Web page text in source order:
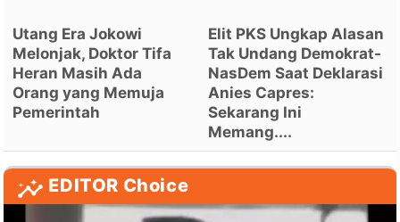
Utang Era Jokowi
Melonjak, Doktor Tifa
Heran Masih Ada
Orang yang Memuja
Pemerintah
Elit PKS Ungkap Alasan
Tak Undang Demokrat-
NasDem Saat Deklarasi
Anies Capres:
Sekarang Ini
Memang....
EDITOR Choice